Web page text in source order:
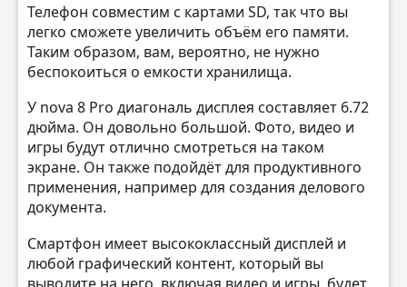
Телефон совместим с картами SD, так что вы
легко сможете увеличить объём его памяти.
Таким образом, вам, вероятно, не нужно
беспокоиться о емкости хранилища.
У nova 8 Pro диагональ дисплея составляет 6.72
дюйма. Он довольно большой. Фото, видео и
игры будут отлично смотреться на таком
экране. Он также подойдёт для продуктивного
применения, например для создания делового
документа.
Смартфон имеет высококлассный дисплей и
любой графический контент, который вы